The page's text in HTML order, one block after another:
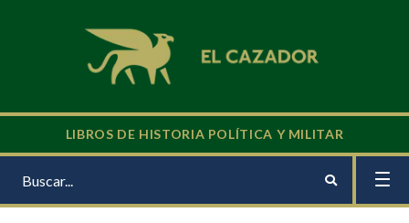
LIBROS DE HISTORIA POLÍTICA Y MILITAR